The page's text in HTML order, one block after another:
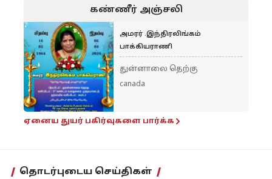
கண்ணீர் அஞ்சலி
அமரர் .இந்திரலிங்கம்
பாக்கியராணி
துன்னாலை தெற்கு
canada
ஏனைய துயர் பகிர்வுகளை பார்க்க
தொடர்புடைய செய்திகள்